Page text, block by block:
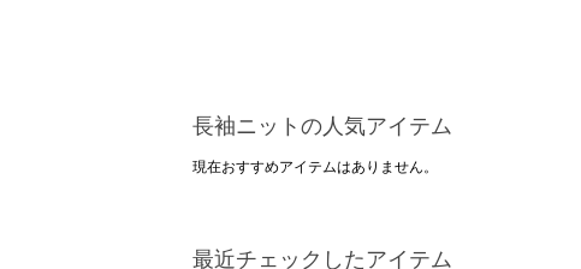
長袖ニットの人気アイテム
現在おすすめアイテムはありません。
最近チェックしたアイテム